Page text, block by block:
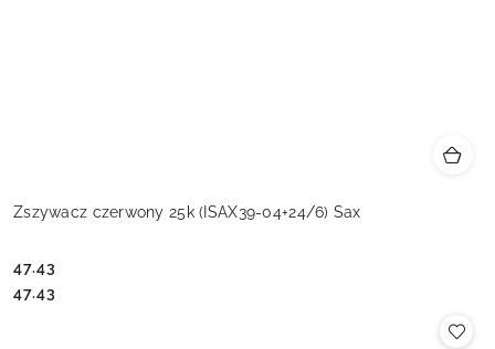
Zszywacz czerwony 25k (ISAX39-04+24/6) Sax
Cena:
47.43
Cena:
47.43